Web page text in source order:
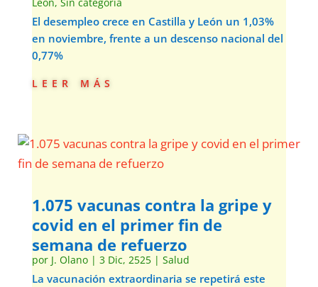
El desempleo crece en Castilla y León un 1,03%
en noviembre, frente a un descenso nacional del
0,77%
leer más
1.075 vacunas contra la gripe y
covid en el primer fin de
semana de refuerzo
por J. Olano| 3 Dic, 2525| Salud
La vacunación extraordinaria se repetirá este